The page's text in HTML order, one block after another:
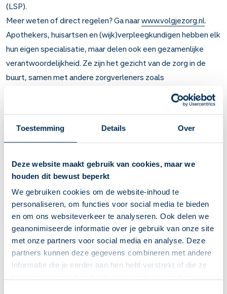
Toestemming Details Over
Deze website maakt gebruik van cookies, maar we
houden dit bewust beperkt
We gebruiken cookies om de website-inhoud te
personaliseren, om functies voor social media te bieden
en om ons websiteverkeer te analyseren. Ook delen we
geanonimiseerde informatie over je gebruik van onze site
met onze partners voor social media en analyse. Deze
partners kunnen deze gegevens combineren met andere
informatie die je eerder aan hen hebt verstrekt of die ze
(LSP).
Meer weten of direct regelen? Ga naarwww.volgjezorg.nl.
Apothekers, huisartsen en (wijk)verpleegkundigen hebben elk
hun eigen specialisatie, maar delen ook een gezamenlijke
verantwoordelijkheid. Ze zijn het gezicht van de zorg in de
buurt, samen met andere zorgverleners zoals
fysiotherapeuten, psychologen en tandartsen. Jij moet
stemmen hun werk beter op elkaar af, wat de kans op een
Doorontwikkeling van het vak
De KNMP (Koninklijke Nederlandse Maatschappij ter
bevordering der Pharmacie) is de beroeps- en
brancheorganisatie voor apothekers en apotheken in
Nederland. De KNMP ondersteunt apothekers en zorgt voor
begrijpelijke medicijninformatie. Bijvoorbeeld met de
opleiding tot kaderapotheker. Een kaderapotheker is een